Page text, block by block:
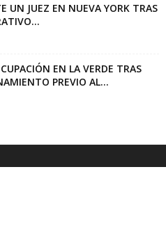
UN JUEZ EN NUEVA YORK TRAS
EN LA VERDE TRAS
PREVIO AL...